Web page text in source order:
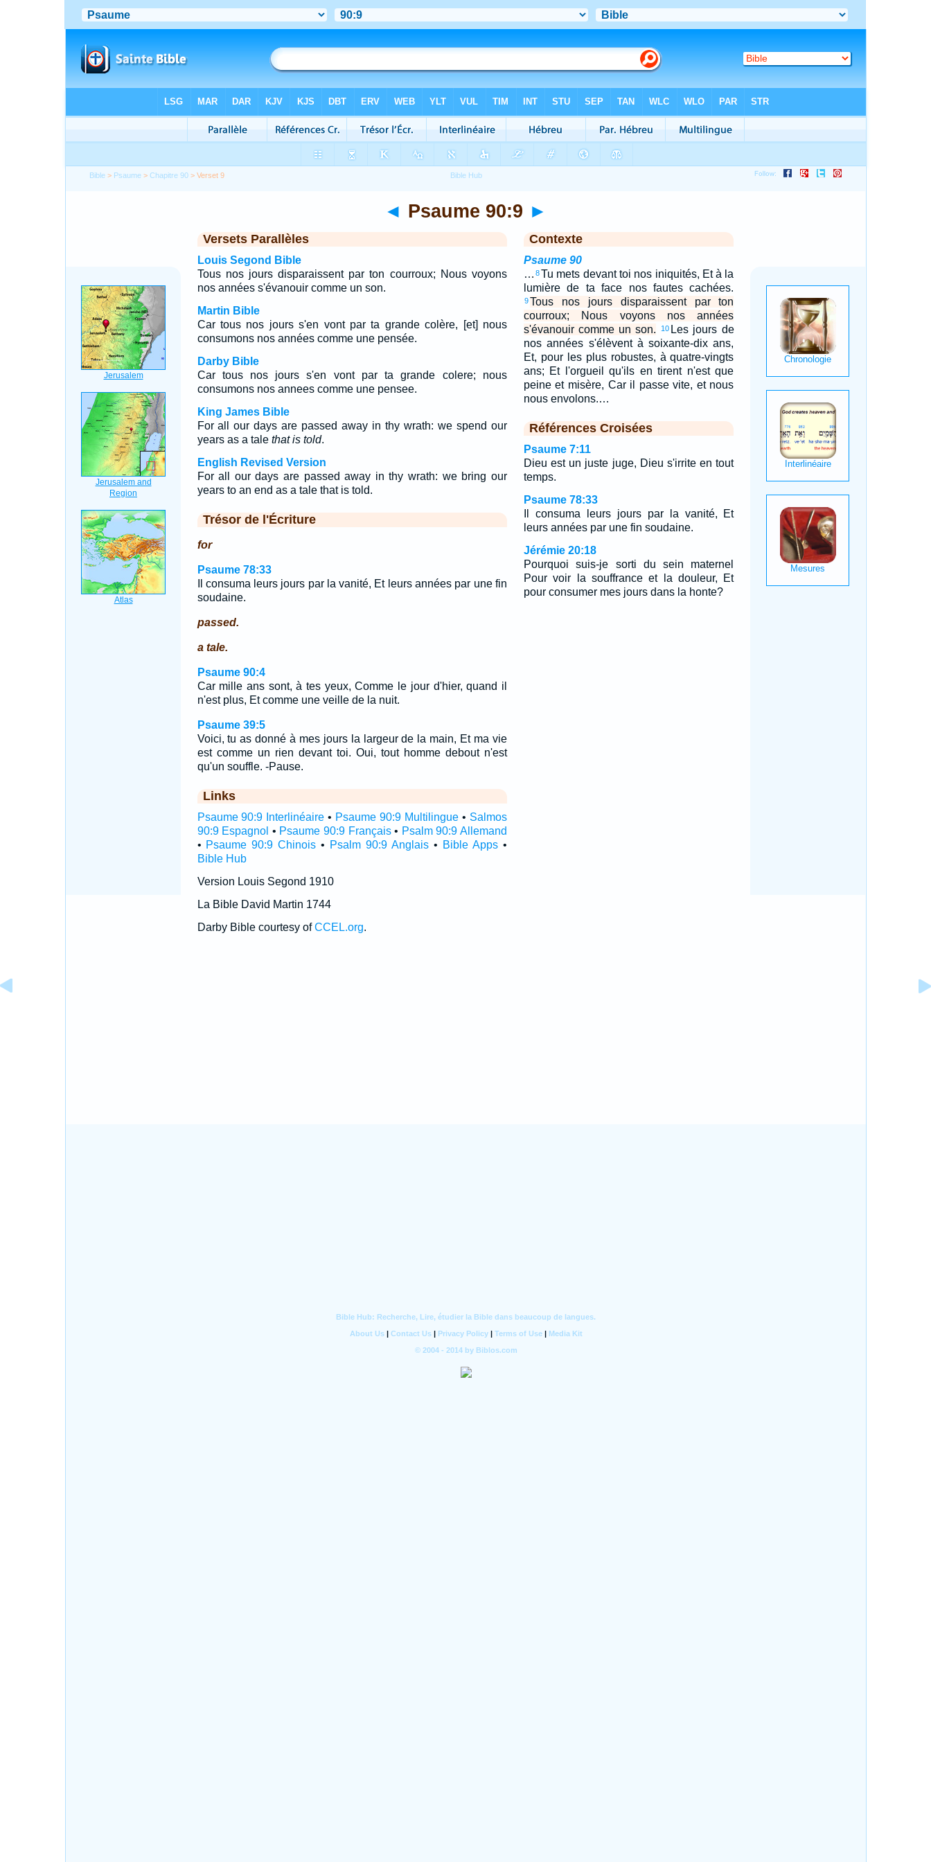
Bible > Psaume >Chapitre 90 > Verset 9
◄ Psaume 90:9 ►
Versets Parallèles
Louis Segond Bible
Tous nos jours disparaissent par ton courroux; Nous voyons
nos années s'évanouir comme un son.
Martin Bible
Car tous nos jours s'en vont par ta grande colère, [et] nous
consumons nos années comme une pensée.
Darby Bible
Car tous nos jours s'en vont par ta grande colere; nous
consumons nos annees comme une pensee.
King James Bible
For all our days are passed away in thy wrath: we spend our
years as a tale that is told.
English Revised Version
For all our days are passed away in thy wrath: we bring our
years to an end as a tale that is told.
Trésor de l'Écriture
for
Psaume 78:33
Il consuma leurs jours par la vanité, Et leurs années par une fin
soudaine.
passed.
a tale.
Psaume 90:4
Car mille ans sont, à tes yeux, Comme le jour d'hier, quand il
n'est plus, Et comme une veille de la nuit.
Psaume 39:5
Voici, tu as donné à mes jours la largeur de la main, Et ma vie
est comme un rien devant toi. Oui, tout homme debout n'est
qu'un souffle. -Pause.
Links
Psaume 90:9 Interlinéaire • Psaume 90:9 Multilingue • Salmos
90:9 Espagnol • Psaume 90:9 Français• Psalm 90:9 Allemand
• Psaume 90:9 Chinois • Psalm 90:9 Anglais • Bible Apps •
Bible Hub
Version Louis Segond 1910
La Bible David Martin 1744
Darby Bible courtesy ofCCEL.org.
Contexte
Psaume 90
… 8Tu mets devant toi nos iniquités, Et à la
lumière de ta face nos fautes cachées.
9Tous nos jours disparaissent par ton
courroux; Nous voyons nos années
s'évanouir comme un son.
10 Les jours de
nos années s'élèvent à soixante-dix ans,
Et, pour les plus robustes, à quatre-vingts
ans; Et l'orgueil qu'ils en tirent n'est que
peine et misère, Car il passe vite, et nous
nous envolons.…
Références Croisées
Psaume 7:11
Dieu est un juste juge, Dieu s'irrite en tout
temps.
Psaume 78:33
Il consuma leurs jours par la vanité, Et
leurs années par une fin soudaine.
Jérémie 20:18
Pourquoi suis-je sorti du sein maternel
Pour voir la souffrance et la douleur, Et
pour consumer mes jours dans la honte?